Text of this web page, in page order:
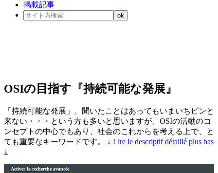
掲載記事
OSIの目指す『持続可能な発展』
「持続可能な発展」。聞いたことはあってもいまいちピンと
来ない・・・という方も多いと思いますが、OSIの活動のコ
ンセプトの中心でもあり、社会のこれからを考える上で、と
ても重要なキーワードです。
↓ Lire le descriptif détaillé plus bas
↓
Activer la recherche avancée